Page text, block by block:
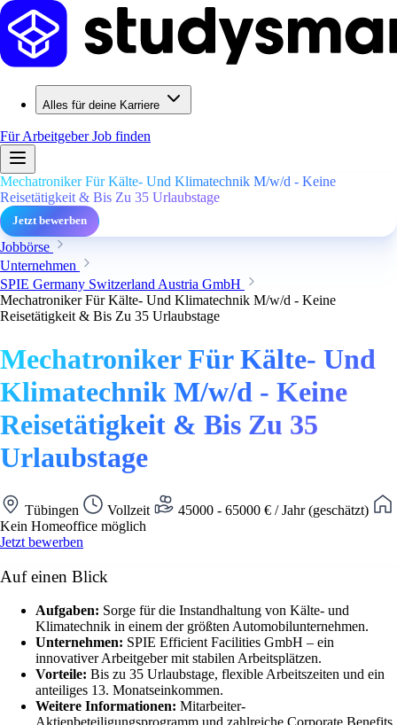
Alles für deine Karriere
Für ArbeitgeberJob finden
Mechatroniker Für Kälte- Und Klimatechnik M/w/d - Keine
Reisetätigkeit & Bis Zu 35 Urlaubstage
Jetzt bewerben
Jobbörse
Unternehmen
SPIE Germany Switzerland Austria GmbH
Mechatroniker Für Kälte- Und Klimatechnik M/w/d - Keine
Reisetätigkeit & Bis Zu 35 Urlaubstage
Mechatroniker Für Kälte- Und
Klimatechnik M/w/d - Keine
Reisetätigkeit & Bis Zu 35
Urlaubstage
Tübingen Vollzeit
45000 - 65000 € / Jahr (geschätzt)
Kein Homeoffice möglich
Jetzt bewerben
Auf einen Blick
Aufgaben: Sorge für die Instandhaltung von Kälte- und
Klimatechnik in einem der größten Automobilunternehmen.
Unternehmen: SPIE Efficient Facilities GmbH – ein
innovativer Arbeitgeber mit stabilen Arbeitsplätzen.
Vorteile: Bis zu 35 Urlaubstage, flexible Arbeitszeiten und ein
anteiliges 13. Monatseinkommen.
Weitere Informationen: Mitarbeiter-